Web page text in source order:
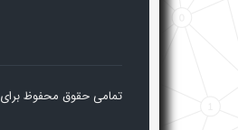
تمامی حقوق محفوظ برای